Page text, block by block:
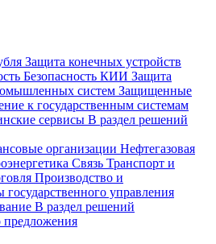
Защита конечных устройств
Безопасность КИИ Защита
систем Защищенные
к государственным системам
сервисы В раздел решений
организации Нефтегазовая
Связь Транспорт и
Производство и
государственного управления
В раздел решений
предложения